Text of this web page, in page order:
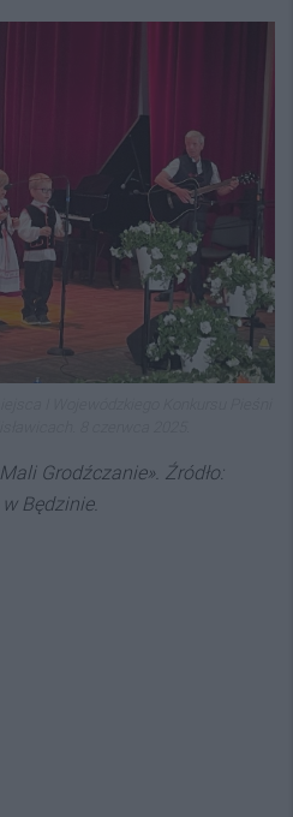
Grodźczanie». Źródło:
Będzinie.